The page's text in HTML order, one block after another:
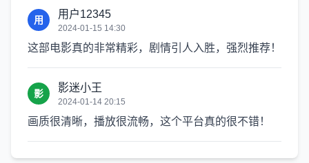
用 用户12345
2024-01-15 14:30
这部电影真的非常精彩，剧情引人入胜，强烈推荐！
影 影迷小王
2024-01-14 20:15
画质很清晰，播放很流畅，这个平台真的很不错！